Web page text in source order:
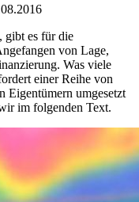
gibt es für die
von Lage,
Was viele
einer Reihe von
Eigentümern umgesetzt
im folgenden Text.